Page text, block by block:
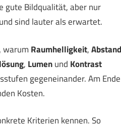
gute Bildqualität, aber nur
sind lauter als erwartet.
warum Raumhelligkeit,Abstand
, Lumenund Kontrast
gegeneinander. Am Ende
Kosten.
Kriterien kennen. So